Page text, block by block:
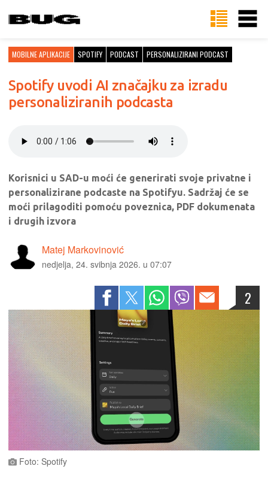
MOBILNE APLIKACIJE SPOTIFY PODCAST PERSONALIZIRANI PODCAST
Spotify uvodi AI značajku za izradu
personaliziranih podcasta
Korisnici u SAD-u moći će generirati svoje privatne i
personalizirane podcaste na Spotifyu. Sadržaj će se
moći prilagoditi pomoću poveznica, PDF dokumenata
i drugih izvora
Matej Markovinović
nedjelja, 24. svibnja 2026. u 07:07
2
Foto: Spotify